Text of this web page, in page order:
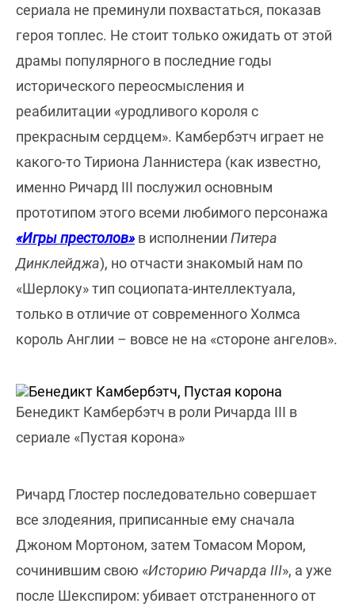
сериала не преминули похвастаться, показав
героя топлес. Не стоит только ожидать от этой
драмы популярного в последние годы
исторического переосмысления и
реабилитации «уродливого короля с
прекрасным сердцем». Камбербэтч играет не
какого-то Тириона Ланнистера (как известно,
именно Ричард III послужил основным
прототипом этого всеми любимого персонажа
«Игры престолов»в исполнении Питера
Динклейджа), но отчасти знакомый нам по
«Шерлоку» тип социопата-интеллектуала,
только в отличие от современного Холмса
король Англии – вовсе не на «стороне ангелов».
Бенедикт Камбербэтч в роли Ричарда III в
сериале «Пустая корона»
Ричард Глостер последовательно совершает
все злодеяния, приписанные ему сначала
Джоном Мортоном, затем Томасом Мором,
сочинившим свою «Историю Ричарда III», а уже
после Шекспиром: убивает отстраненного от